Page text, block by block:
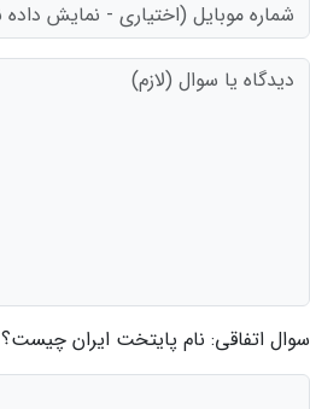
سوال اتفاقی: نام پایتخت ایران چیست؟